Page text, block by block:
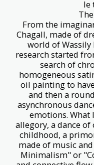
le
From the
Chagall, made of
world of Wassily
research started
search of
homogeneous
oil painting to
and then a
asynchronous
emotions. What
allegory, a dance
childhood, a
made of music
Minimalism" or